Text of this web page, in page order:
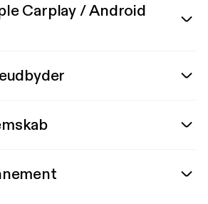
Carplay / Android